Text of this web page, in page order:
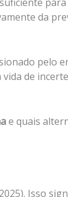
da
pelo
de
e quais
Isso